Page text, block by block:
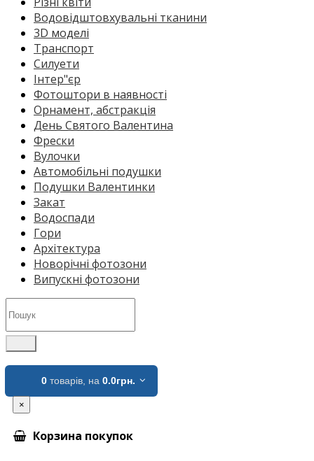
Водовідштовхувальні тканини
3D моделі
Транспорт
Силуети
Інтер"єр
Фотоштори в наявності
Орнамент, абстракція
День Святого Валентина
Фрески
Вулочки
Автомобільні подушки
Подушки Валентинки
Закат
Водоспади
Гори
Архітектура
Новорічні фотозони
Випускні фотозони
0 товарів, на 0.0грн.
×
Корзина покупок